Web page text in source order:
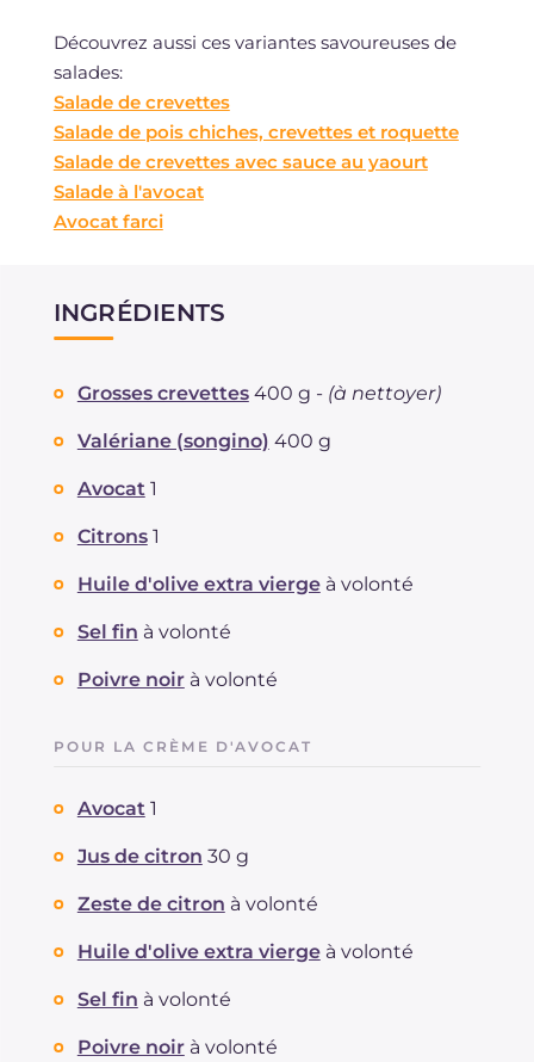
Découvrez aussi ces variantes savoureuses de
salades:
Salade de crevettes
Salade de pois chiches, crevettes et roquette
Salade de crevettes avec sauce au yaourt
Salade à l'avocat
Avocat farci
INGRÉDIENTS
Grosses crevettes 400 g - (à nettoyer)
Valériane (songino) 400 g
Avocat 1
Citrons 1
Huile d'olive extra vierge à volonté
Sel fin à volonté
Poivre noir à volonté
POUR LA CRÈME D'AVOCAT
Avocat 1
Jus de citron 30 g
Zeste de citron à volonté
Huile d'olive extra vierge à volonté
Sel fin à volonté
Poivre noir à volonté